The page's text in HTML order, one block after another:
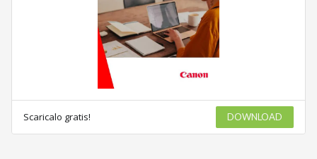
Scaricalo gratis! DOWNLOAD